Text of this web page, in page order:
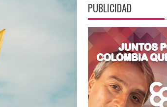
PUBLICIDAD